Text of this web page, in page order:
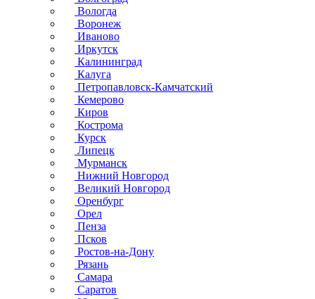
Вологда
Воронеж
Иваново
Иркутск
Калининград
Калуга
Петропавловск-Камчатский
Кемерово
Киров
Кострома
Курск
Липецк
Мурманск
Нижний Новгород
Великий Новгород
Оренбург
Орел
Пенза
Псков
Ростов-на-Дону
Рязань
Самара
Саратов